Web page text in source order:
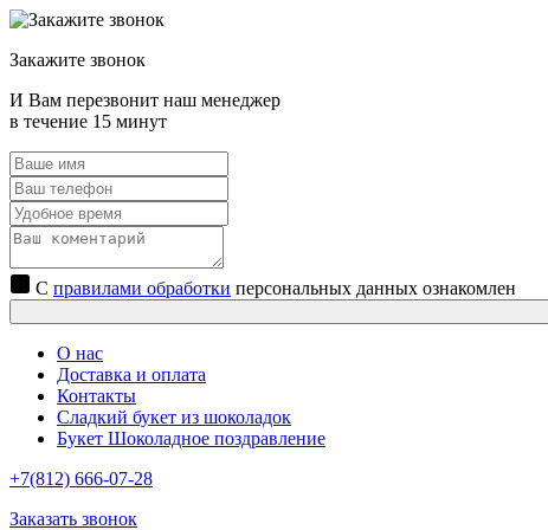
Закажите звонок
И Вам перезвонит наш менеджер
в течение 15 минут
С правилами обработки персональных данных ознакомлен
О нас
Доставка и оплата
Контакты
Сладкий букет из шоколадок
Букет Шоколадное поздравление
+7(812) 666-07-28
Заказать звонок